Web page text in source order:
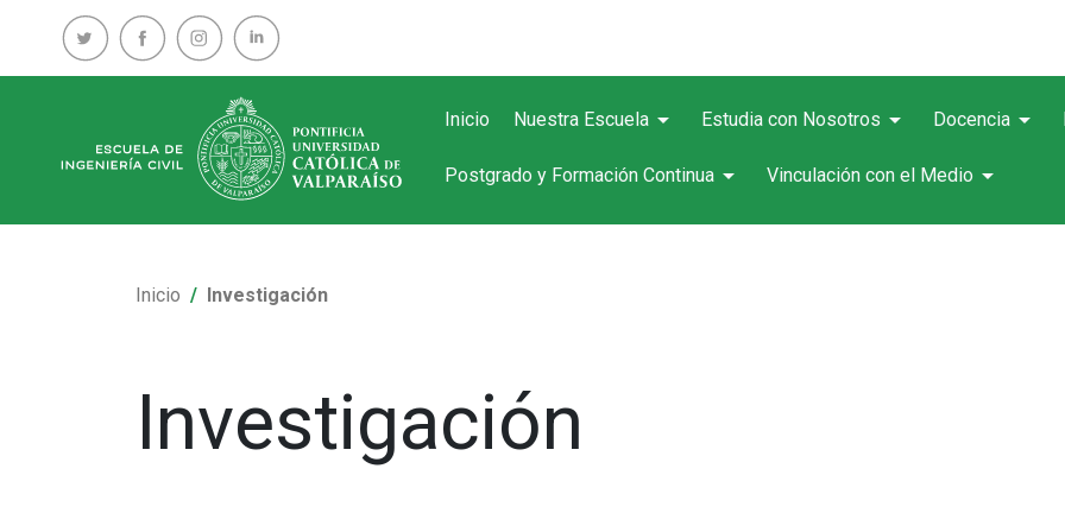
Inicio Nuestra Escuela arrow_drop_down Estudia con Nosotros arrow_drop_down Docencia arrow_drop_down
Postgrado y Formación Continua arrow_drop_down Vinculación con el Medio arrow_drop_down
Inicio Investigación
Investigación